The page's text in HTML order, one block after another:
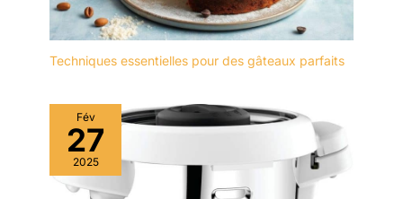
Techniques essentielles pour des gâteaux parfaits
Fév
27
2025